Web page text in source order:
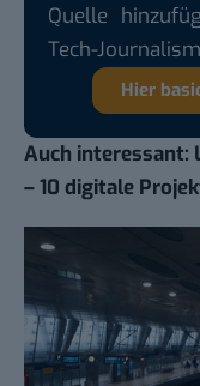
Quelle
Tech-
Hier
Auch interessant:
– 10 digitale